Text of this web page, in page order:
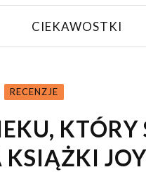
CIEKAWOSTKI
RECENZJE
KTÓRY
KSIĄŻKI